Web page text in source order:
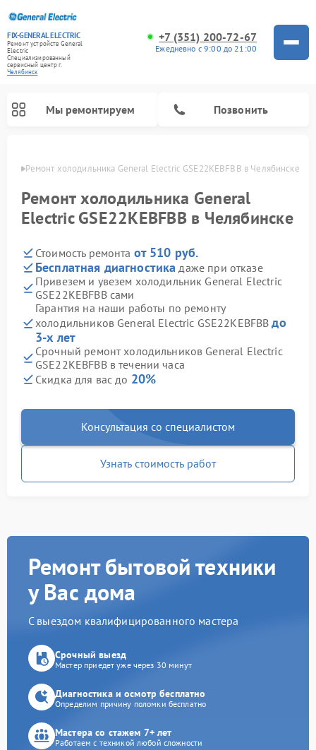
FIX-GENERAL ELECTRIC
Ремонт устройств General
Electric
Специализированный
cервисный центр г.
Челябинск
+7 (351) 200-72-67
Ежедневно с 9:00 до 21:00
Мы ремонтируем Позвонить
Ремонт холодильника General Electric GSE22KEBFBB в Челябинске
Ремонт холодильника General
Electric GSE22KEBFBB в Челябинске
Стоимость ремонта от 510 руб.
Бесплатная диагностика даже при отказе
Привезем и увезем холодильник General Electric
GSE22KEBFBB сами
Гарантия на наши работы по ремонту
холодильников General Electric GSE22KEBFBBдо
3-х лет
Срочный ремонт холодильников General Electric
GSE22KEBFBB в течении часа
Скидка для вас до 20%
Консультация со специалистом
Узнать стоимость работ
Ремонт бытовой техники
у Вас дома
С выездом квалифицированного мастера
Срочный выезд
Мастер приедет уже через 30 минут
Диагностика и осмотр бесплатно
Определим причину поломки бесплатно
Мастера со стажем 7+ лет
Работаем с техникой любой сложности